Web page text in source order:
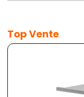
Top Vente